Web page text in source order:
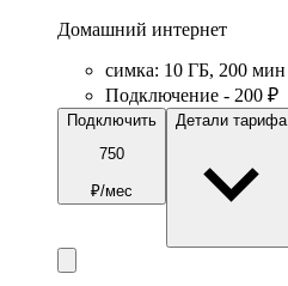
Домашний интернет
симка: 10 ГБ, 200 мин
Подключение - 200 ₽
Подключить
750
₽/мес
Детали тарифа